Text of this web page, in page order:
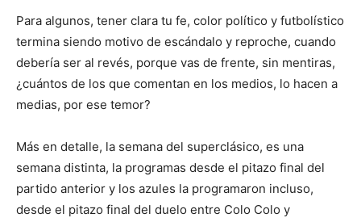
Para algunos, tener clara tu fe, color político y futbolístico
termina siendo motivo de escándalo y reproche, cuando
debería ser al revés, porque vas de frente, sin mentiras,
¿cuántos de los que comentan en los medios, lo hacen a
medias, por ese temor?
Más en detalle, la semana del superclásico, es una
semana distinta, la programas desde el pitazo final del
partido anterior y los azules la programaron incluso,
desde el pitazo final del duelo entre Colo Colo y